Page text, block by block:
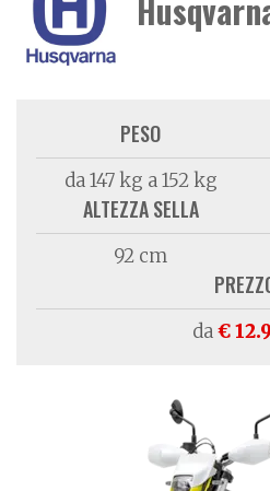
PESO
da 147 kg a 152 kg
ALTEZZA SELLA
92 cm
da€